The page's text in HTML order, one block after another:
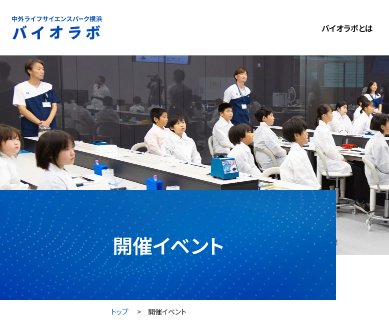
バイオラボとは
開催イベント
トップ 開催イベント